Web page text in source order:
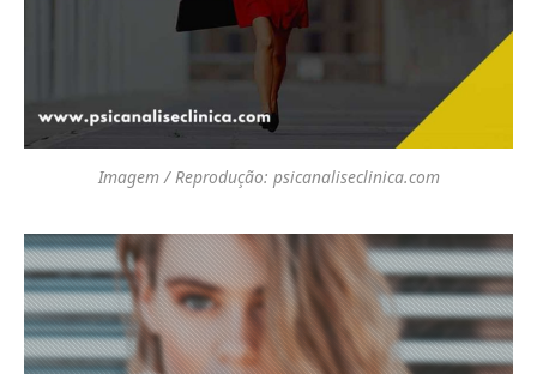
Imagem / Reprodução: psicanaliseclinica.com